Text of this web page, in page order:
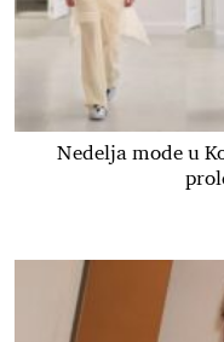
Nedelja mode u